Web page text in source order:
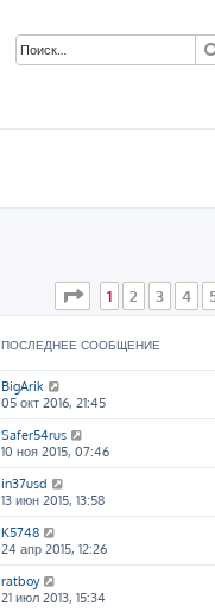
Страница из
1 2 3 4
ПОСЛЕДНЕЕ СООБЩЕНИЕ
BigArik
05 окт 2016, 21:45
Safer54rus
10 ноя 2015, 07:46
in37usd
13 июн 2015, 13:58
K5748
24 апр 2015, 12:26
ratboy
21 июл 2013, 15:34